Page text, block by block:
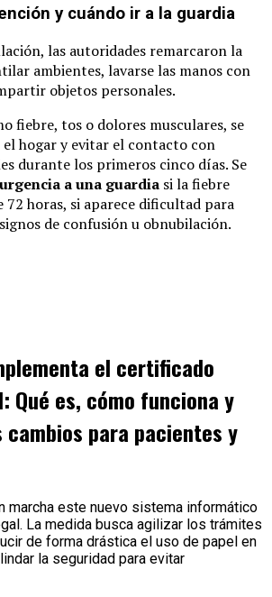
y cuándo ir a la guardia
las autoridades remarcaron la
ambientes, lavarse las manos con
objetos personales.
fiebre, tos o dolores musculares, se
el hogar y evitar el contacto con
durante los primeros cinco días. Se
a una guardia si la fiebre
72 horas, si aparece dificultad para
de confusión u obnubilación.
el certificado
Qué es, cómo funciona y
cambios para pacientes y
marcha este nuevo sistema informático
La medida busca agilizar los trámites
de forma drástica el uso de papel en
la seguridad para evitar